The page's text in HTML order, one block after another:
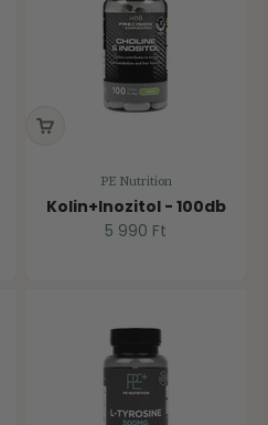
PE Nutrition
Kolin+Inozitol - 100db
Ár
5 990 Ft